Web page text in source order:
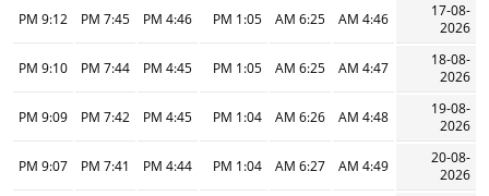
17-08-
2026
4:46 AM
6:25 AM
1:05 PM
4:46 PM
7:45 PM
9:12 PM
18-08-
2026
4:47 AM
6:25 AM
1:05 PM
4:45 PM
7:44 PM
9:10 PM
19-08-
2026
4:48 AM
6:26 AM
1:04 PM
4:45 PM
7:42 PM
9:09 PM
20-08-
2026
4:49 AM
6:27 AM
1:04 PM
4:44 PM
7:41 PM
9:07 PM